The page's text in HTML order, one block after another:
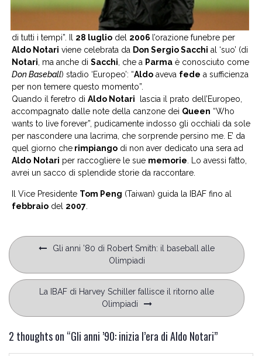
di tutti i tempi”. Il 28 luglio del 2006 l’orazione funebre per
Aldo Notari viene celebrata da Don Sergio Sacchi al ‘suo’ (di
Notari, ma anche di Sacchi, che a Parma è conosciuto come
Don Baseball) stadio ‘Europeo’: “Aldo aveva fede a sufficienza
per non temere questo momento”.
Quando il feretro di Aldo Notari lascia il prato dell’Europeo,
accompagnato dalle note della canzone dei Queen “Who
wants to live forever”, pudicamente indosso gli occhiali da sole
per nascondere una lacrima, che sorprende persino me. E’ da
quel giorno che rimpiango di non aver dedicato una sera ad
Aldo Notari per raccogliere le sue memorie. Lo avessi fatto,
avrei un sacco di splendide storie da raccontare.
Il Vice Presidente Tom Peng (Taiwan) guida la IBAF fino al
febbraio del 2007.
Navigazione
articoli
Gli anni ’80 di Robert Smith: il baseball alle
Olimpiadi
La IBAF di Harvey Schiller fallisce il ritorno alle
Olimpiadi
2 thoughts on “Gli anni ’90: inizia l’era di Aldo Notari”